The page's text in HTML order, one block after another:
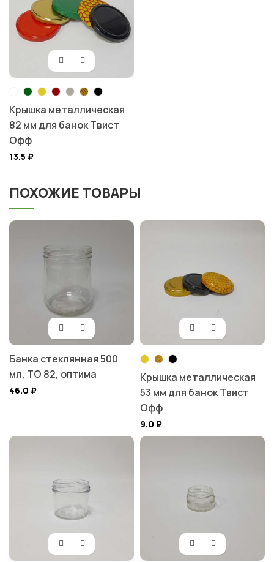
Крышка металлическая
82 мм для банок Твист
Офф
13.5 ₽
ПОХОЖИЕ ТОВАРЫ
Банка стеклянная 500
мл, ТО 82, оптима
46.0 ₽
Крышка металлическая
53 мм для банок Твист
Офф
9.0 ₽